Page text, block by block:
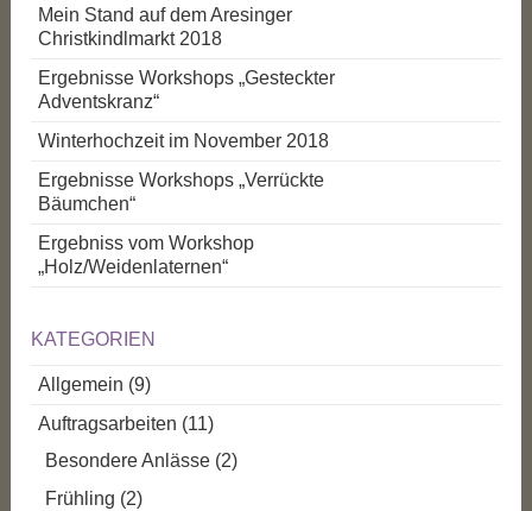
Mein Stand auf dem Aresinger
Christkindlmarkt 2018
Ergebnisse Workshops „Gesteckter
Adventskranz“
Winterhochzeit im November 2018
Ergebnisse Workshops „Verrückte
Bäumchen“
Ergebniss vom Workshop
„Holz/Weidenlaternen“
KATEGORIEN
Allgemein (9)
Auftragsarbeiten (11)
Besondere Anlässe (2)
Frühling (2)